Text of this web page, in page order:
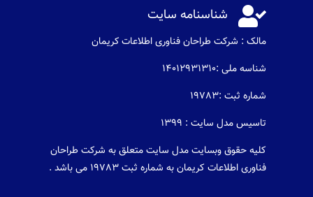
 شناسنامه سایت
مالک : شرکت طراحان فناوری اطلاعات كريمان
شناسه ملی :14012931310
شماره ثبت :19783
تاسیس مدل سایت : 1399
کلیه حقوق وبسایت مدل سایت متعلق به شرکت طراحان
فناوری اطلاعات کریمان به شماره ثبت 19783 می باشد .